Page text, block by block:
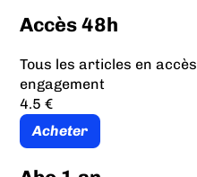
Accès 48h
Tous les articles en
engagement
4.5 €
Acheter